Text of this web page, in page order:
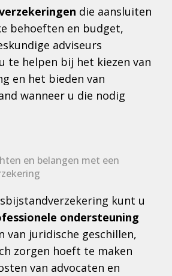
die aansluiten
behoeften en budget,
adviseurs
te helpen bij het kiezen van
en het bieden van
wanneer u die nodig
en belangen met een
kunt u
ondersteuning
van juridische geschillen,
zorgen hoeft te maken
van advocaten en